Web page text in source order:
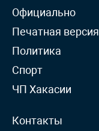
Официально
Печатная версия
Политика
Спорт
ЧП Хакасии
Контакты